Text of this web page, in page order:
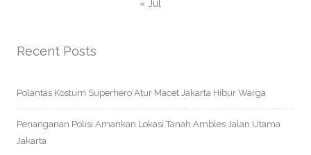
« Jul
Recent Posts
Polantas Kostum Superhero Atur Macet Jakarta Hibur Warga
Penanganan Polisi Amankan Lokasi Tanah Ambles Jalan Utama
Jakarta